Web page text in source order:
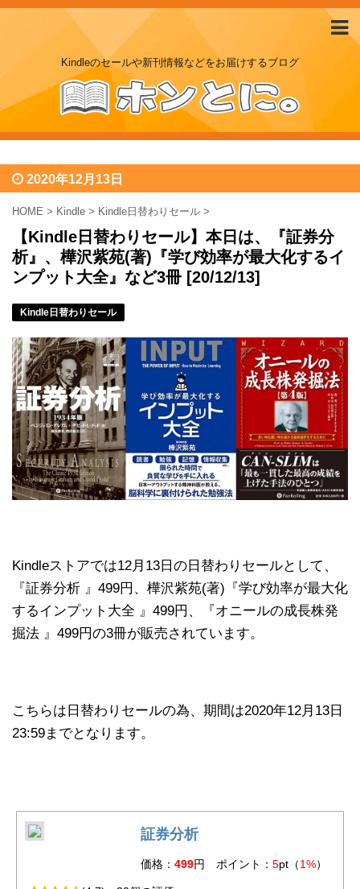
Kindleのセールや新刊情報などをお届けするブログ
2020年12月13日
HOME > Kindle > Kindle日替わりセール >
【Kindle日替わりセール】本日は、『証券分
析』、樺沢紫苑(著)『学び効率が最大化するイ
ンプット大全』など3冊 [20/12/13]
Kindle日替わりセール
Kindleストアでは12月13日の日替わりセールとして、
『証券分析 』499円、樺沢紫苑(著)『学び効率が最大化
するインプット大全 』499円、『オニールの成長株発
掘法 』499円の3冊が販売されています。
こちらは日替わりセールの為、期間は2020年12月13日
23:59までとなります。
証券分析
価格： 499円 ポイント： 5pt（1%）